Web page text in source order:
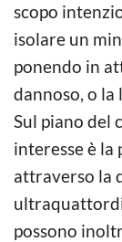
scopo
isolare un
ponendo in
dannoso, o la
Sul piano del
interesse è la
attraverso la
possono